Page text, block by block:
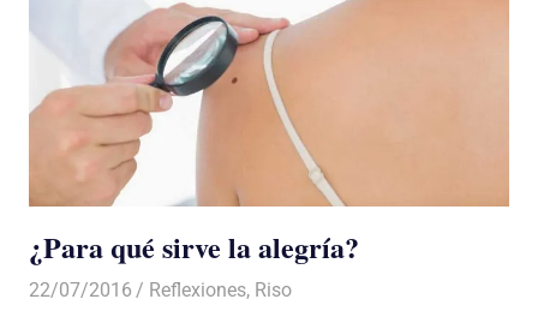
¿Para qué sirve la alegría?
22/07/2016 Luis Castellanos
Reflexiones, Riso